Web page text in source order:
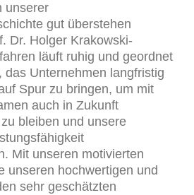
unserer
gut überstehen
Dr. Holger Krakowski-
läuft ruhig und geordnet
das Unternehmen langfristig
Spur zu bringen, um mit
auch in Zukunft
bleiben und unsere
Mit unseren motivierten
unseren hochwertigen und
sehr geschätzten